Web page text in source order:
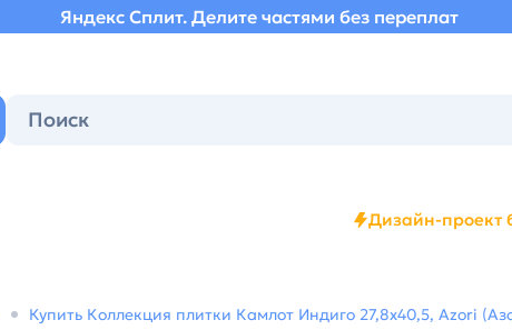
Яндекс Сплит. Делите частями без переплат
Дизайн-проект
Купить Коллекция плитки Камлот Индиго 27,8х40,5, Azori